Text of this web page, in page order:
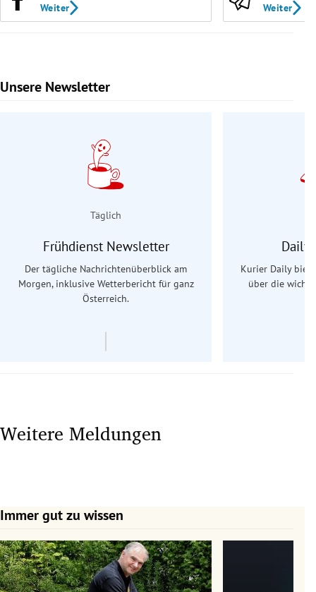
Weiter Weiter
Unsere Newsletter
Slide 1 von 9
Täglich
Frühdienst Newsletter
Der tägliche Nachrichtenüberblick am
Morgen, inklusive Wetterbericht für ganz
Österreich.
Daily
Kurier Daily
über die
Weitere Meldungen
Immer gut zu wissen
Slide 1 von 7